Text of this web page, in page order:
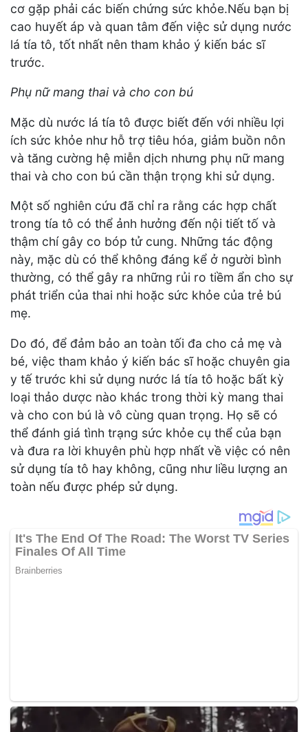
cơ gặp phải các biến chứng sức khỏe.Nếu bạn bị
cao huyết áp và quan tâm đến việc sử dụng nước
lá tía tô, tốt nhất nên tham khảo ý kiến bác sĩ
trước.
Phụ nữ mang thai và cho con bú
Mặc dù nước lá tía tô được biết đến với nhiều lợi
ích sức khỏe như hỗ trợ tiêu hóa, giảm buồn nôn
và tăng cường hệ miễn dịch nhưng phụ nữ mang
thai và cho con bú cần thận trọng khi sử dụng.
Một số nghiên cứu đã chỉ ra rằng các hợp chất
trong tía tô có thể ảnh hưởng đến nội tiết tố và
thậm chí gây co bóp tử cung. Những tác động
này, mặc dù có thể không đáng kể ở người bình
thường, có thể gây ra những rủi ro tiềm ẩn cho sự
phát triển của thai nhi hoặc sức khỏe của trẻ bú
mẹ.
Do đó, để đảm bảo an toàn tối đa cho cả mẹ và
bé, việc tham khảo ý kiến bác sĩ hoặc chuyên gia
y tế trước khi sử dụng nước lá tía tô hoặc bất kỳ
loại thảo dược nào khác trong thời kỳ mang thai
và cho con bú là vô cùng quan trọng. Họ sẽ có
thể đánh giá tình trạng sức khỏe cụ thể của bạn
và đưa ra lời khuyên phù hợp nhất về việc có nên
sử dụng tía tô hay không, cũng như liều lượng an
toàn nếu được phép sử dụng.